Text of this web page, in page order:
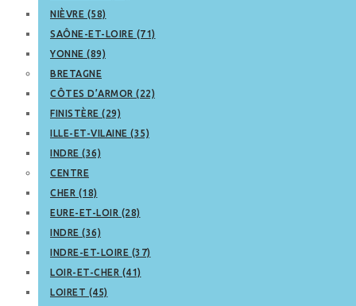
NIÈVRE (58)
SAÔNE-ET-LOIRE (71)
YONNE (89)
BRETAGNE
CÔTES D’ARMOR (22)
FINISTÈRE (29)
ILLE-ET-VILAINE (35)
INDRE (36)
CENTRE
CHER (18)
EURE-ET-LOIR (28)
INDRE (36)
INDRE-ET-LOIRE (37)
LOIR-ET-CHER (41)
LOIRET (45)